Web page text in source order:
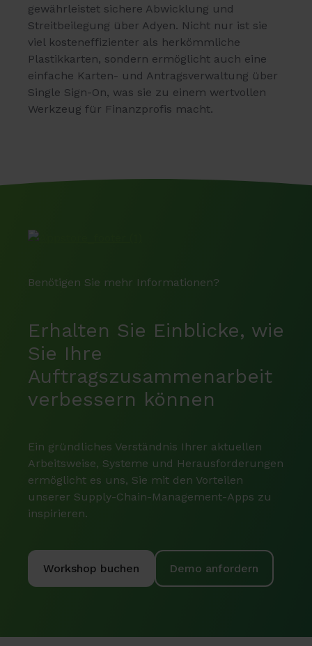
gewährleistet sichere Abwicklung und
Streitbeilegung über Adyen. Nicht nur ist sie
viel kosteneffizienter als herkömmliche
Plastikkarten, sondern ermöglicht auch eine
einfache Karten- und Antragsverwaltung über
Single Sign-On, was sie zu einem wertvollen
Werkzeug für Finanzprofis macht.
Benötigen Sie mehr Informationen?
Erhalten Sie Einblicke, wie
Sie Ihre
Auftragszusammenarbeit
verbessern können
Ein gründliches Verständnis Ihrer aktuellen
Arbeitsweise, Systeme und Herausforderungen
ermöglicht es uns, Sie mit den Vorteilen
unserer Supply-Chain-Management-Apps zu
inspirieren.
Workshop buchen Demo anfordern